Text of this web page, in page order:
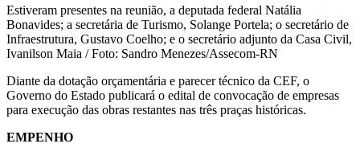
Estiveram presentes na reunião, a deputada federal Natália
Bonavides; a secretária de Turismo, Solange Portela; o secretário de
Infraestrutura, Gustavo Coelho; e o secretário adjunto da Casa Civil,
Ivanilson Maia / Foto: Sandro Menezes/Assecom-RN
Diante da dotação orçamentária e parecer técnico da CEF, o
Governo do Estado publicará o edital de convocação de empresas
para execução das obras restantes nas três praças históricas.
EMPENHO